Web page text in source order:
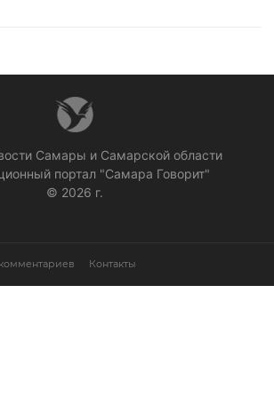
Самары и Самарской области
портал "Самара Говорит"
© 2026 г.
Контакты